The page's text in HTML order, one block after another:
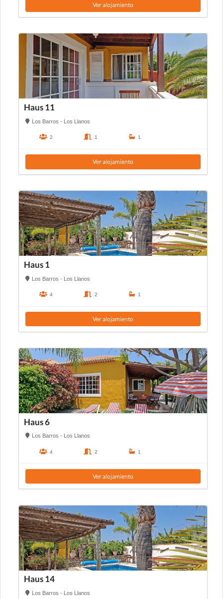
Ver alojamiento
Haus 11
Los Barros - Los Llanos
2 1 1
Ver alojamiento
Haus 1
Los Barros - Los Llanos
4 2 1
Ver alojamiento
Haus 6
Los Barros - Los Llanos
4 2 1
Ver alojamiento
Haus 14
Los Barros - Los Llanos